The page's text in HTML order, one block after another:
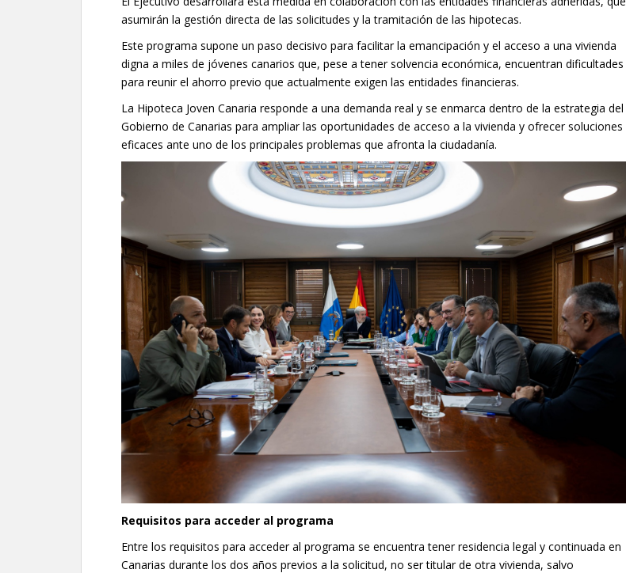
asumirán la gestión directa de las solicitudes y la tramitación de las hipotecas.
Este programa supone un paso decisivo para facilitar la emancipación y el acceso a una vivienda
digna a miles de jóvenes canarios que, pese a tener solvencia económica, encuentran dificultades
para reunir el ahorro previo que actualmente exigen las entidades financieras.
La Hipoteca Joven Canaria responde a una demanda real y se enmarca dentro de la estrategia del
Gobierno de Canarias para ampliar las oportunidades de acceso a la vivienda y ofrecer soluciones
eficaces ante uno de los principales problemas que afronta la ciudadanía.
Requisitos para acceder al programa
Entre los requisitos para acceder al programa se encuentra tener residencia legal y continuada en
Canarias durante los dos años previos a la solicitud, no ser titular de otra vivienda, salvo